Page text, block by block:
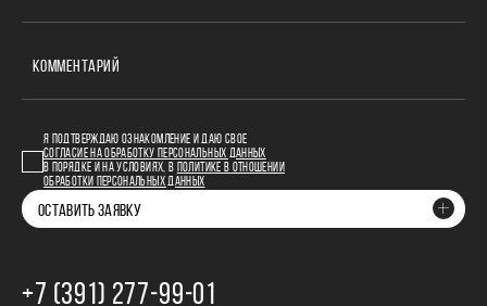
КОММЕНТАРИЙ
Я ПОДТВЕРЖДАЮ ОЗНАКОМЛЕНИЕ И ДАЮ СВОЕ
СОГЛАСИЕ НА ОБРАБОТКУ ПЕРСОНАЛЬНЫХ ДАННЫХ
В ПОРЯДКЕ И НА УСЛОВИЯХ, В
ПОЛИТИКЕ В ОТНОШЕНИИ
ОБРАБОТКИ ПЕРСОНАЛЬНЫХ ДАННЫХ
ОСТАВИТЬ ЗАЯВКУ
+7 (391) 277‒99‒01